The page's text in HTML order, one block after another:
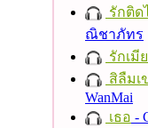
รักติด
ณิชาภัทร
รักเมี
สิลืมเ
WanMai
เธอ -